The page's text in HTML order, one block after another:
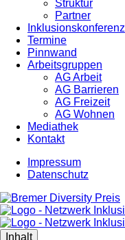
Struktur
Partner
Inklusionskonferenz
Termine
Pinnwand
Arbeitsgruppen
AG Arbeit
AG Barrieren
AG Freizeit
AG Wohnen
Mediathek
Kontakt
Impressum
Datenschutz
Inhalt